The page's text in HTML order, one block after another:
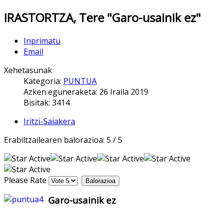
IRASTORTZA, Tere "Garo-usainik ez"
Inprimatu
Email
Xehetasunak
Kategoria: PUNTUA
Azken eguneraketa: 26 Iraila 2019
Bisitak: 3414
Iritzi-Saiakera
Erabiltzailearen balorazioa: 5 /5
Please Rate
Garo-usainik ez